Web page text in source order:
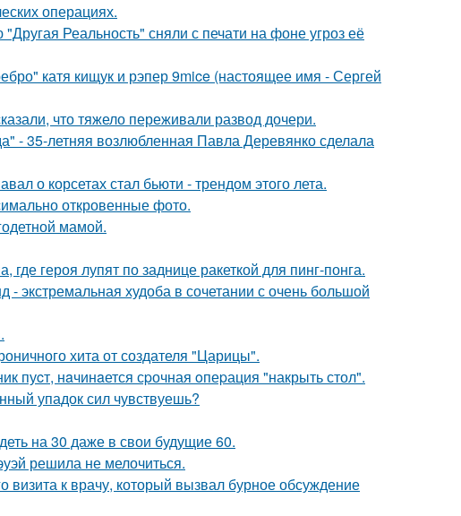
операциях.
Реальность" сняли с печати на фоне угроз её
катя кищук и рэпер 9mice (настоящее имя - Сергей
что тяжело переживали развод дочери.
- 35-летняя возлюбленная Павла Деревянко сделала
о корсетах стал бьюти - трендом этого лета.
откровенные фото.
мамой.
героя лупят по заднице ракеткой для пинг-понга.
экстремальная худоба в сочетании с очень большой
хита от создателя "Царицы".
пуcт, нaчинaется сpочная oпеpация "накрыть стол".
упадок сил чувствуешь?
на 30 даже в свои будущие 60.
решила не мелочиться.
визита к врачу, который вызвал бурное обсуждение